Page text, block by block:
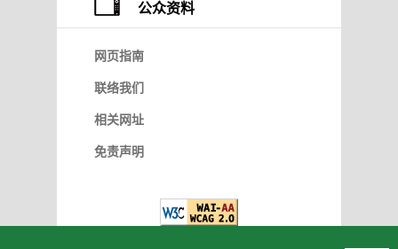
公众资料
网页指南
联络我们
相关网址
免责声明